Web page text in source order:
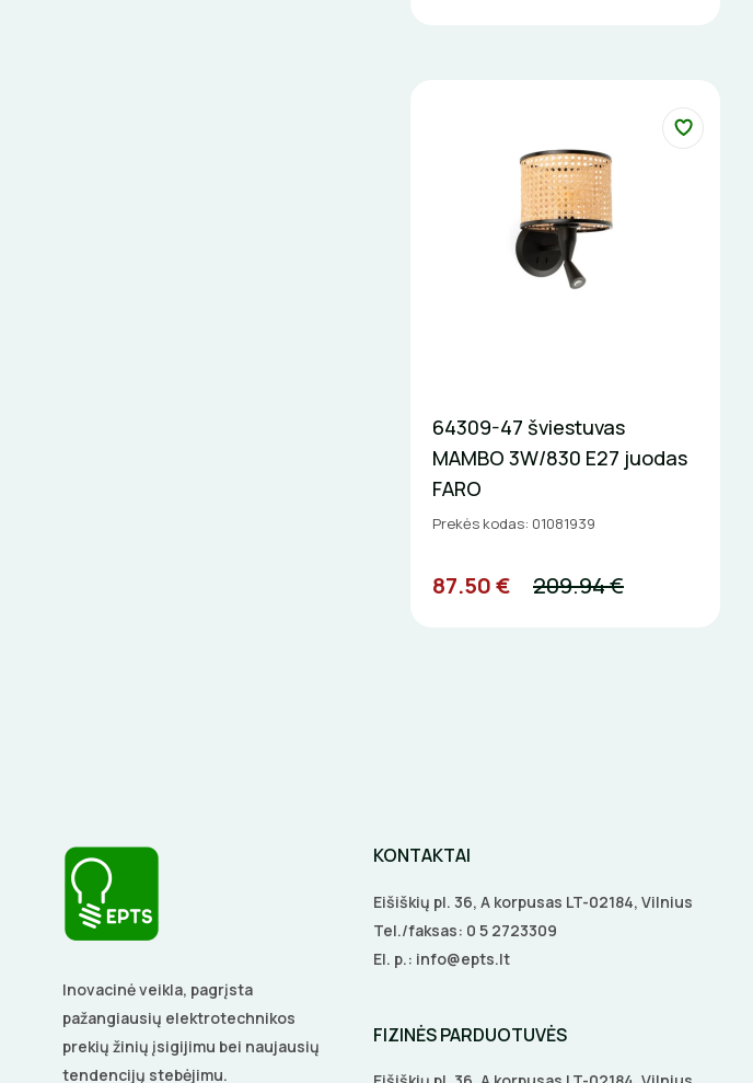
64309-47 šviestuvas
MAMBO 3W/830 E27 juodas
FARO
Prekės kodas: 01081939
87.50 € 209.94 €
Inovacinė veikla, pagrįsta
pažangiausių elektrotechnikos
prekių žinių įsigijimu bei naujausių
tendencijų stebėjimu.
KONTAKTAI
Eišiškių pl. 36, A korpusas LT-02184, Vilnius
Tel./faksas: 0 5 2723309
El. p.: info@epts.lt
FIZINĖS PARDUOTUVĖS